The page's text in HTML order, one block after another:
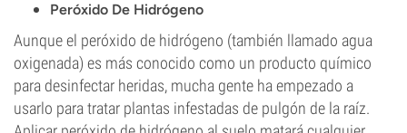
Peróxido De Hidrógeno
Aunque el peróxido de hidrógeno (también llamado agua
oxigenada) es más conocido como un producto químico
para desinfectar heridas, mucha gente ha empezado a
usarlo para tratar plantas infestadas de pulgón de la raíz.